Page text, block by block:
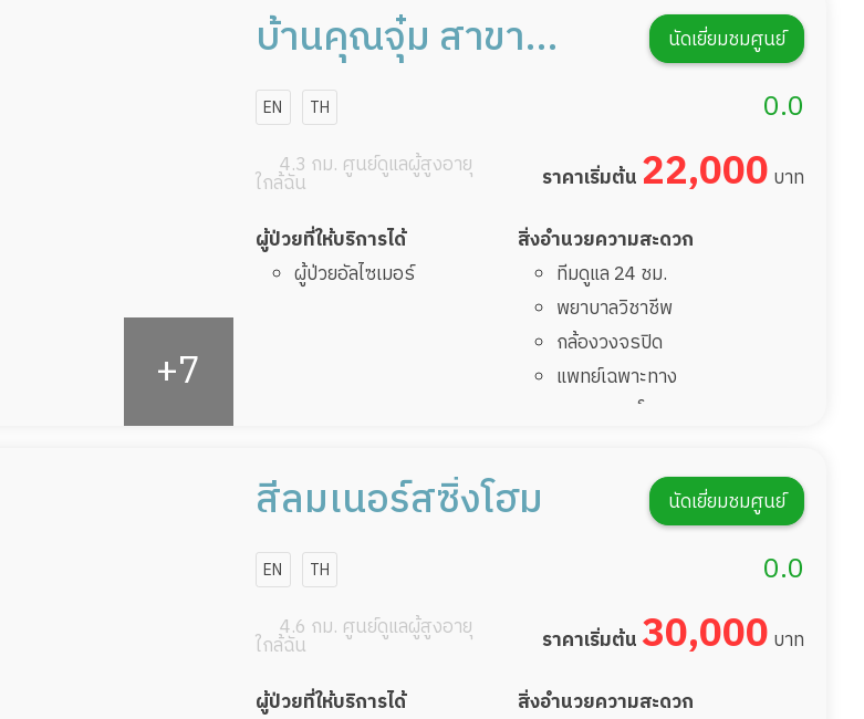
กายภาพบำบัด
กิจกรรมนันทนาการนัดเยี่ยมชมศูนย์
บ้านคุณจุ๋ม สาขา
อิสรภาพ
EN TH 0.0
4.3 กม. ศูนย์ดูแลผู้สูงอายุ
ใกล้ฉัน ราคาเริ่มต้น 22,000 บาท
ผู้ป่วยที่ให้บริการได้
ผู้ป่วยอัลไซเมอร์
สิ่งอำนวยความสะดวก
ทีมดูแล 24 ชม.
พยาบาลวิชาชีพ
กล้องวงจรปิด
แพทย์เฉพาะทาง
อาหารตามโภชนาการ
กายภาพบำบัด
กิจกรรมนันทนาการนัดเยี่ยมชมศูนย์
สีลมเนอร์สซิ่งโฮม
EN TH 0.0
4.6 กม. ศูนย์ดูแลผู้สูงอายุ
ใกล้ฉัน ราคาเริ่มต้น 30,000 บาท
ผู้ป่วยที่ให้บริการได้
สิ่งอำนวยความสะดวก